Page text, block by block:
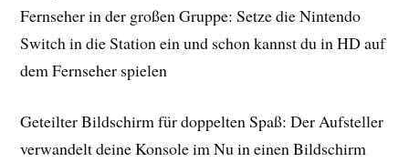
Fernseher in der großen Gruppe: Setze die Nintendo
Switch in die Station ein und schon kannst du in HD auf
dem Fernseher spielen
Geteilter Bildschirm für doppelten Spaß: Der Aufsteller
verwandelt deine Konsole im Nu in einen Bildschirm